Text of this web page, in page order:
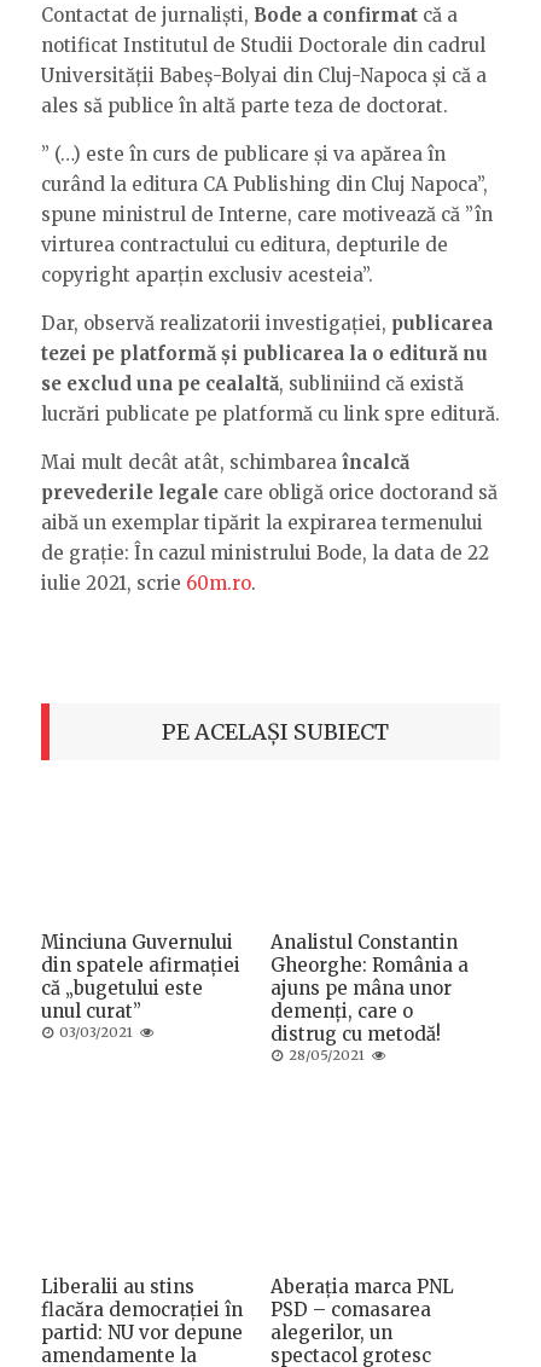
Contactat de jurnaliști, Bode a confirmat că a
notificat Institutul de Studii Doctorale din cadrul
Universității Babeș-Bolyai din Cluj-Napoca și că a
ales să publice în altă parte teza de doctorat.
” (…) este în curs de publicare și va apărea în
curând la editura CA Publishing din Cluj Napoca”,
spune ministrul de Interne, care motivează că ”în
virturea contractului cu editura, depturile de
copyright aparțin exclusiv acesteia”.
Dar, observă realizatorii investigației, publicarea
tezei pe platformă și publicarea la o editură nu
se exclud una pe cealaltă, subliniind că există
lucrări publicate pe platformă cu link spre editură.
Mai mult decât atât, schimbarea încalcă
prevederile legale care obligă orice doctorand să
aibă un exemplar tipărit la expirarea termenului
de grație: În cazul ministrului Bode, la data de 22
iulie 2021, scrie 60m.ro.
PE ACELAȘI SUBIECT
Minciuna Guvernului
din spatele afirmației
că „bugetului este
unul curat”
Posted
03/03/2021
Analistul Constantin
Gheorghe: România a
ajuns pe mâna unor
demenți, care o
distrug cu metodă!
Posted
28/05/2021
Liberalii au stins
flacăra democrației în
partid: NU vor depune
amendamente la
Aberația marca PNL
PSD – comasarea
alegerilor, un
spectacol grotesc